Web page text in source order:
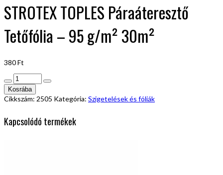
STROTEX TOPLES Páraáteresztő
Tetőfólia – 95 g/m² 30m²
380Ft
STROTEX
TOPLES
Páraáteresztő
Tetőfólia
95
g/m²
Kosrába
Cikkszám: 2505 Kategória: Szigetelések és fóliák
Kapcsolódó termékek